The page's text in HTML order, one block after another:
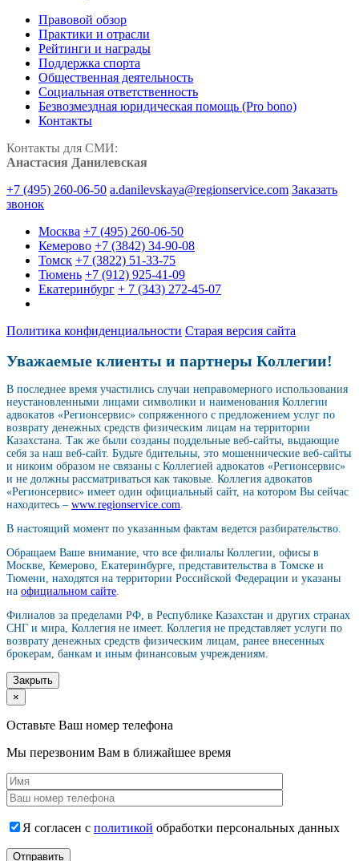
Правовой обзор
Практики и отрасли
Рейтинги и награды
Поддержка спорта
Общественная деятельность
Социальная ответственность
Безвозмездная юридическая помощь (Pro bono)
Контакты
Контакты для СМИ:
Анастасия Данилевская
+7 (495) 260-06-50 a.danilevskaya@regionservice.com Заказать
звонок
Москва +7 (495) 260-06-50
Кемерово +7 (3842) 34-90-08
Томск +7 (3822) 51-33-75
Тюмень +7 (912) 925-41-09
Екатеринбург + 7 (343) 272-45-07
Политика конфиденциальности Старая версия сайта
Уважаемые клиенты и партнеры Коллегии!
В последнее время участились случаи неправомерного использования
неустановленными лицами символики и наименования Коллегии
адвокатов «Регионсервис» сопряженного с предложением услуг по
возврату денежных средств физическим лицам на территории
Казахстана. Так же были созданы поддельные веб-сайты, выдающие
себя за наш веб-сайт. Будьте бдительны, это мошеннические веб-сайты
и никоим образом не связаны с Коллегией адвокатов «Регионсервис»
и не должны рассматриваться как таковые. Коллегия адвокатов
«Регионсервис» имеет один официальный сайт, на котором Вы сейчас
находитесь – www.regionservice.com
В настоящий момент по указанным фактам ведется разбирательство.
Обращаем Ваше внимание, что все филиалы Коллегии, офисы в
Москве, Кемерово, Екатеринбурге, представительства в Томске и
Тюмени, находятся на территории Российской Федерации и указаны
на официальном сайте
Филиалов за пределами РФ, в Республике Казахстан и других странах
СНГ и мира, Коллегия не имеет. Коллегия не представляет услуги по
возврату денежных средств физическим лицам, ранее внесенных
брокерам, банкам и иным финансовым учреждениям.
Закрыть
×
Оставьте Ваш номер телефона
Мы перезвоним Вам в ближайшее время
Я согласен с политикой обработки персональных данных